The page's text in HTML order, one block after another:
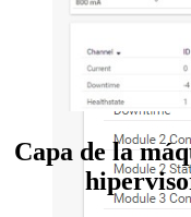
Capa de la